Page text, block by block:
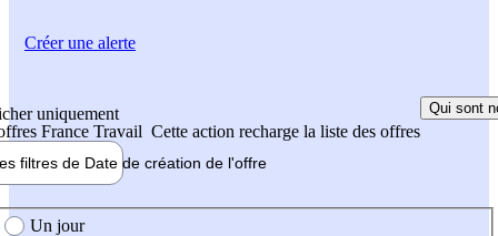
uniquement
France Travail Cette action recharge la liste des offres
Qui sont
filtres de Date de création de l'offre
création de l'offre
Un jour
Créer une alerte